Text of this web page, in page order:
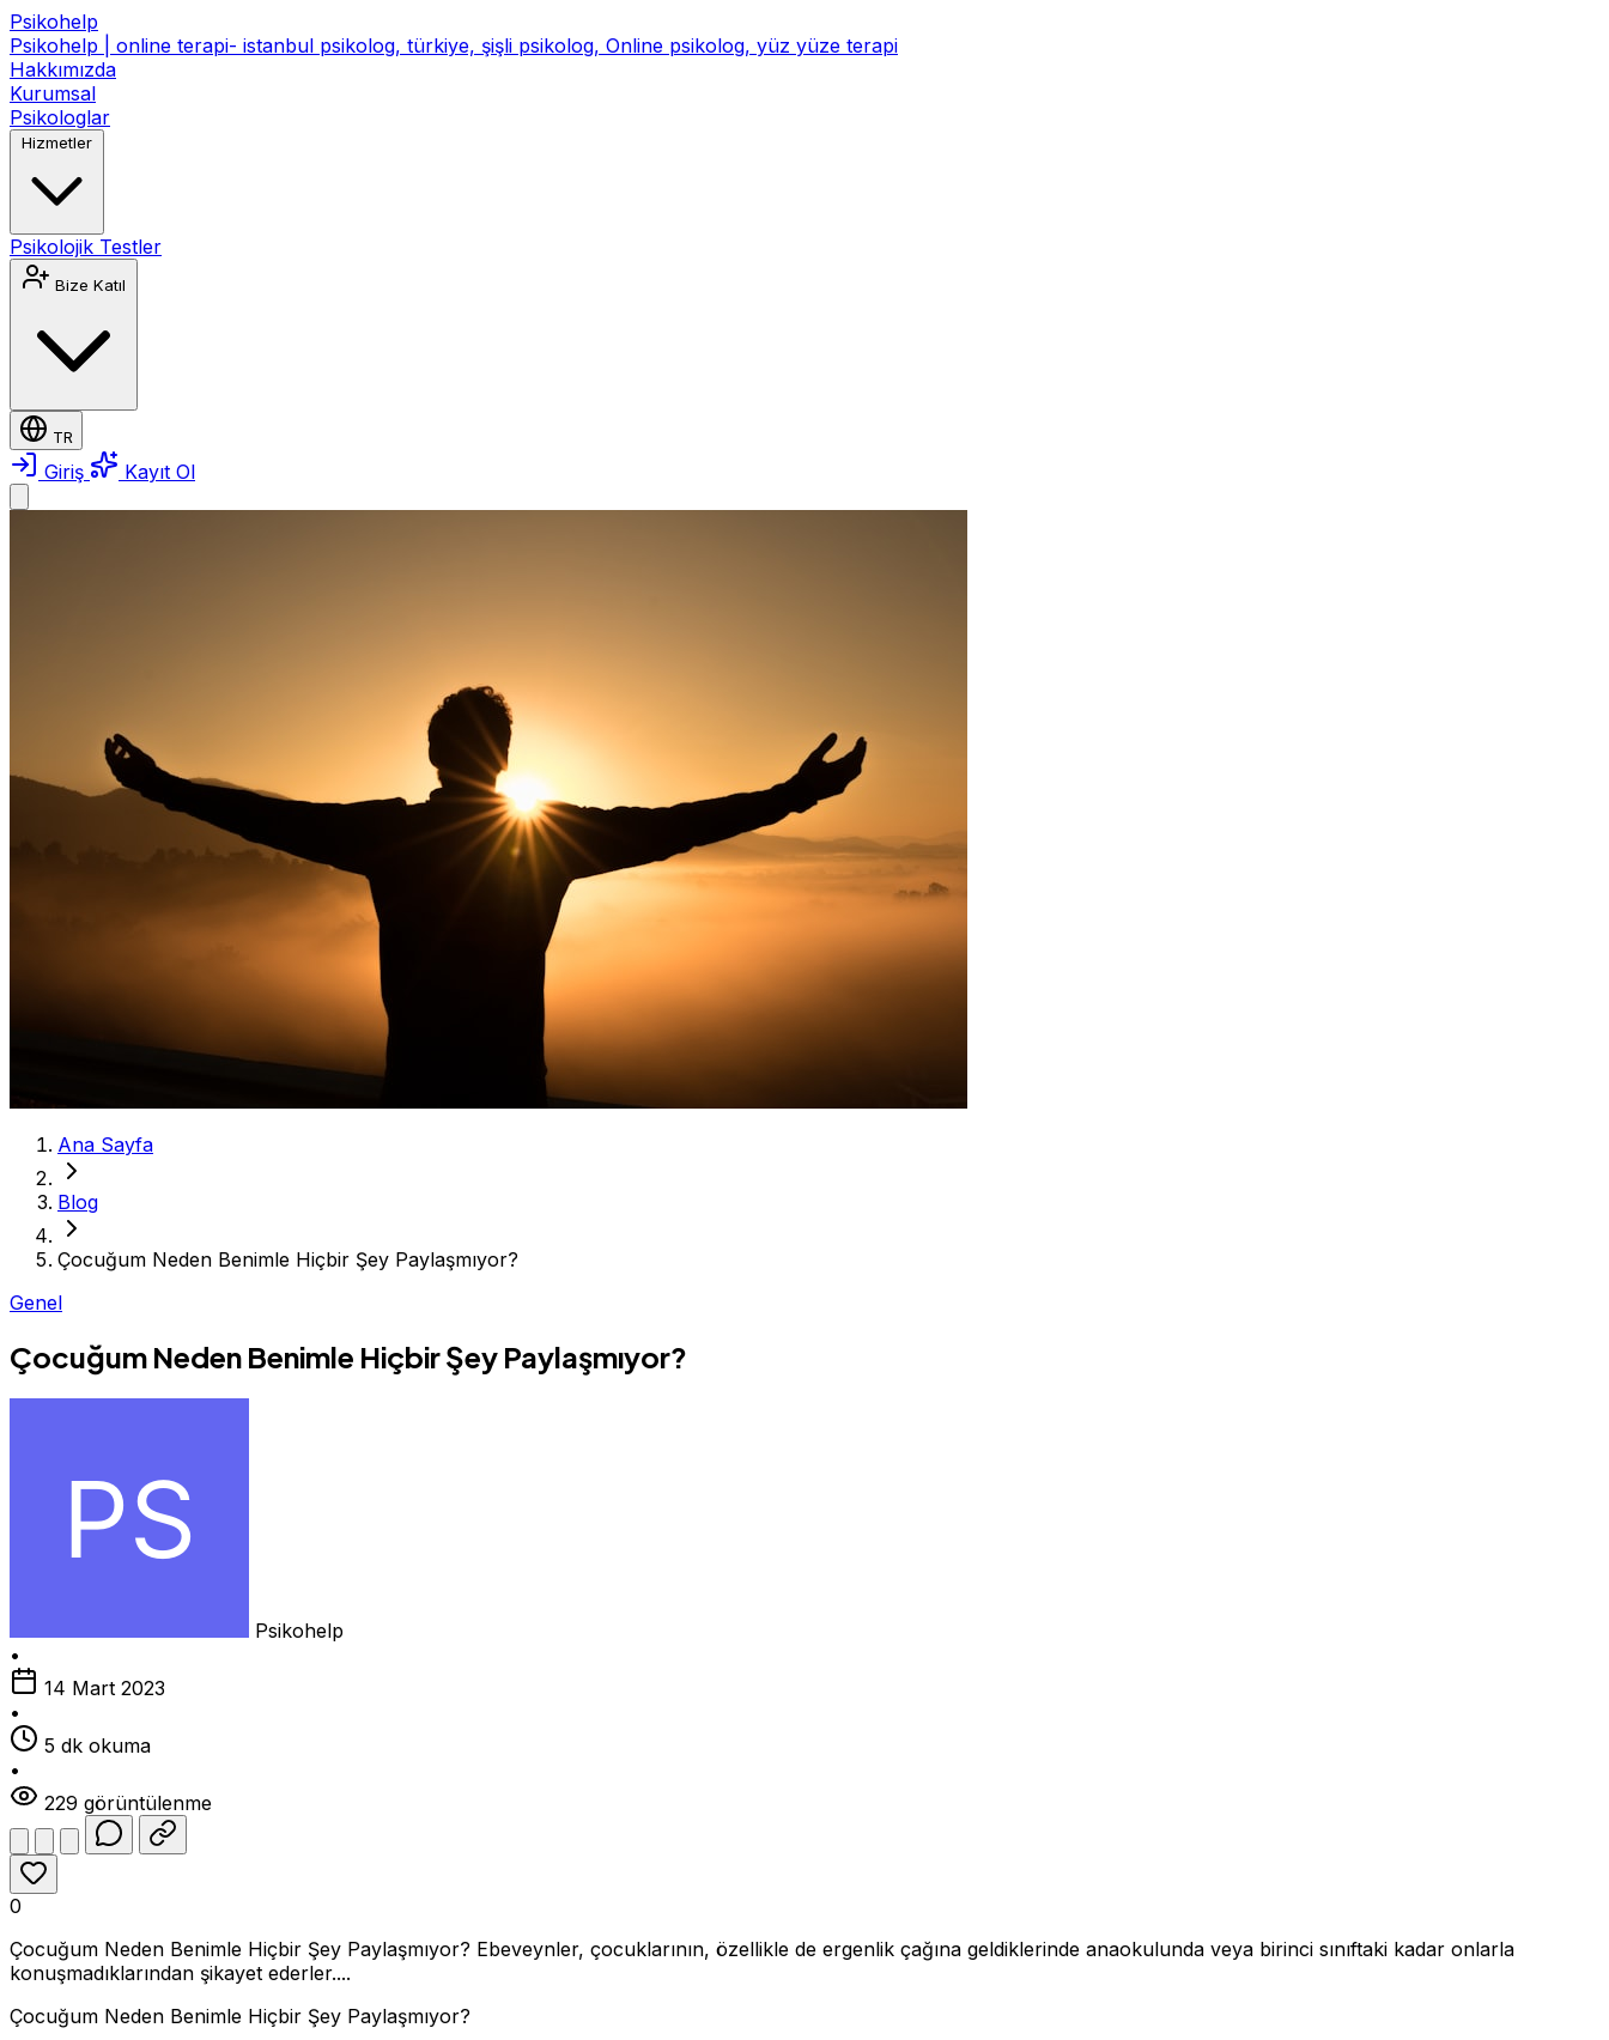
Psikohelp
Psikohelp | online terapi- istanbul psikolog, türkiye, şişli psikolog, Online psikolog, yüz yüze terapi
Hakkımızda
Kurumsal
Psikologlar
Hizmetler
Psikolojik Testler
Bize Katıl
TR
Giriş Kayıt Ol
Ana Sayfa
Blog
Çocuğum Neden Benimle Hiçbir Şey Paylaşmıyor?
Genel
Çocuğum Neden Benimle Hiçbir Şey Paylaşmıyor?
Psikohelp
•
14 Mart 2023
•
5 dk okuma
•
229 görüntülenme
0
Çocuğum Neden Benimle Hiçbir Şey Paylaşmıyor? Ebeveynler, çocuklarının, özellikle de ergenlik çağına geldiklerinde anaokulunda veya birinci sınıftaki kadar onlarla
konuşmadıklarından şikayet ederler....
Çocuğum Neden Benimle Hiçbir Şey Paylaşmıyor?